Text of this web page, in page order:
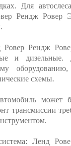
Для
Рендж Ровер
Ровер Рендж
и дизельные.
схемы.
может
трансмиссии
Ленд